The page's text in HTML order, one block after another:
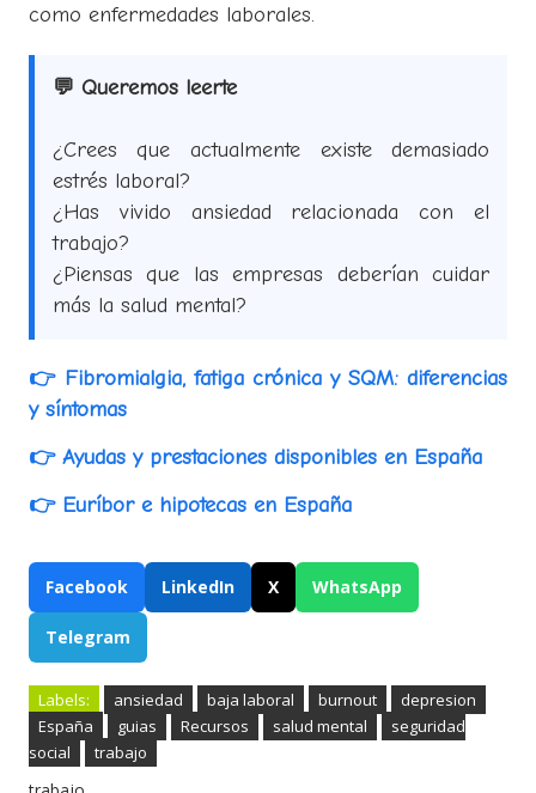
como enfermedades laborales.
💬 Queremos leerte
¿Crees que actualmente existe demasiado
estrés laboral?
¿Has vivido ansiedad relacionada con el
trabajo?
¿Piensas que las empresas deberían cuidar
más la salud mental?
👉 Fibromialgia, fatiga crónica y SQM: diferencias
y síntomas
👉 Ayudas y prestaciones disponibles en España
👉 Euríbor e hipotecas en España
Facebook LinkedIn X WhatsApp
Telegram
Labels: ansiedad baja laboral burnout
depresion
España
guias Recursos salud mental
seguridad
social
trabajo